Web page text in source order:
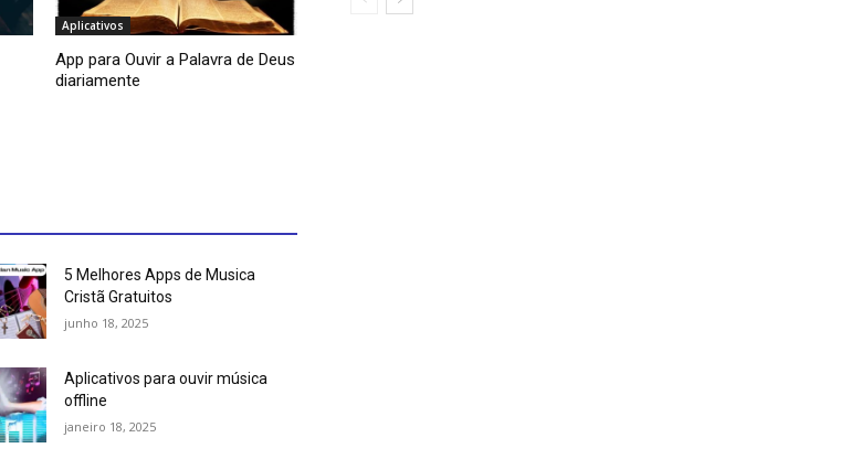
Aplicativos
App para Ouvir a Palavra de Deus
diariamente
5 Melhores Apps de Musica
Cristã Gratuitos
junho 18, 2025
Aplicativos para ouvir música
offline
janeiro 18, 2025